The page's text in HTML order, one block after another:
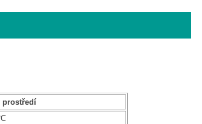
prostředí